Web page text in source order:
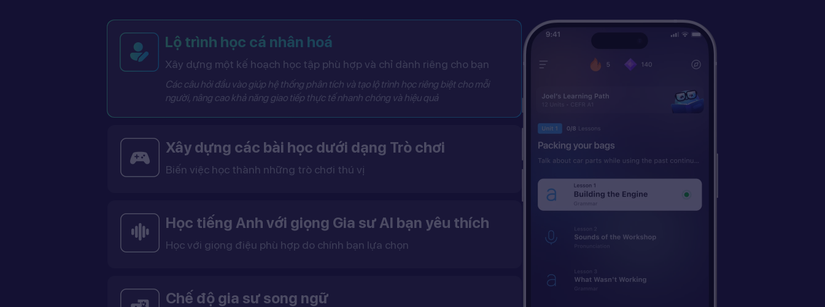
Lộ trình học cá nhân hoá
Xây dựng một kế hoạch học tập phù hợp và chỉ dành riêng cho bạn
Các câu hỏi đầu vào giúp hệ thống phân tích và tạo lộ trình học riêng biệt cho mỗi
người, nâng cao khả năng giao tiếp thực tế nhanh chóng và hiệu quả
Xây dựng các bài học dưới dạng Trò chơi
Biến việc học thành những trò chơi thú vị
Học tiếng Anh với giọng Gia sư AI bạn yêu thích
Học với giọng điệu phù hợp do chính bạn lựa chọn
Chế độ gia sư song ngữ